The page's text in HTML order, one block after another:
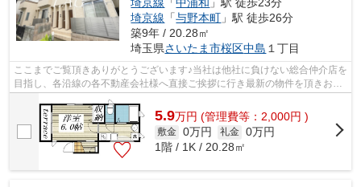
埼京線 「与野本町 」駅 徒歩26分
築9年 / 20.28㎡
埼玉県さいたま市桜区中島 １丁目
ここまでご覧頂きありがとうございます♪当社は他社に負けない総合仲介店を
目指し、各沿線の各不動産会社様へ直接ご挨拶に行き最新の物件を頂きお客
様へ提供しております！最新の情報は...
5.9万円 (管理費等：2,000円 )
敷金 0万円 礼金 0万円
1階 / 1K / 20.28㎡